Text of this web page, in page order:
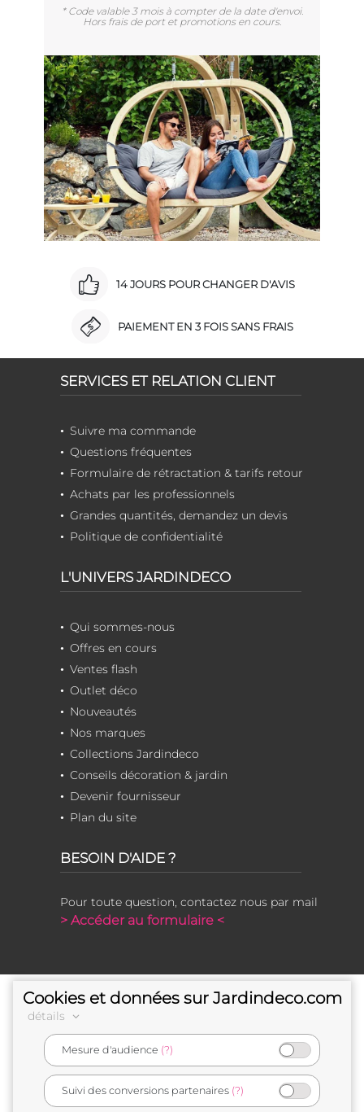
* Code valable 3 mois à compter de la date d'envoi.
Hors frais de port et promotions en cours.
14 JOURS POUR CHANGER D'AVIS
PAIEMENT EN 3 FOIS SANS FRAIS
SERVICES ET RELATION CLIENT
Suivre ma commande
Questions fréquentes
Formulaire de rétractation & tarifs retour
Achats par les professionnels
Grandes quantités, demandez un devis
Politique de confidentialité
L'UNIVERS JARDINDECO
Qui sommes-nous
Offres en cours
Ventes flash
Outlet déco
Nouveautés
Nos marques
Collections Jardindeco
Conseils décoration & jardin
Devenir fournisseur
Plan du site
BESOIN D'AIDE ?
Pour toute question, contactez nous par mail
> Accéder au formulaire <
e-commerçant français
Cookies et données sur Jardindeco.com
détails
Mesure d'audience (?)
Suivi des conversions partenaires (?)